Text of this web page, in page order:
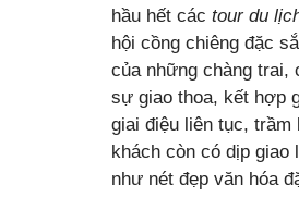
hầu hết các tour du
hội cồng chiêng đặc
của những chàng trai,
sự giao thoa, kết hợp
giai điệu liên tục, trầm
khách còn có dịp
như nét đẹp văn hóa